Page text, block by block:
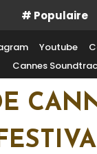
# Populaire
Youtube
Cannes